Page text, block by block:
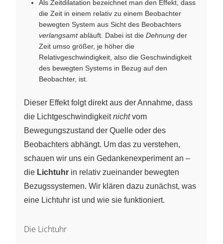
Als Zeitdilatation bezeichnet man den Effekt, dass
die Zeit in einem relativ zu einem Beobachter
bewegten System aus Sicht des Beobachters
verlangsamtabläuft. Dabei ist die Dehnung der
Zeit umso größer, je höher die
Relativgeschwindigkeit, also die Geschwindigkeit
des bewegten Systems in Bezug auf den
Beobachter, ist.
Dieser Effekt folgt direkt aus der Annahme, dass
die Lichtgeschwindigkeitnichtvom
Bewegungszustand der Quelle oder des
Beobachters abhängt. Um das zu verstehen,
schauen wir uns ein Gedankenexperiment an –
die Lichtuhr in relativ zueinander bewegten
Bezugssystemen. Wir klären dazu zunächst, was
eine Lichtuhr ist und wie sie funktioniert.
Die Lichtuhr